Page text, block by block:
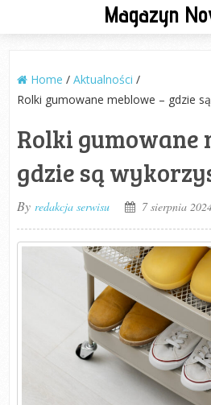
Magazyn
Home / Aktualności /
Rolki gumowane meblowe – gdzie
Rolki gumowane
gdzie są
By redakcja serwisu 7 sierpnia